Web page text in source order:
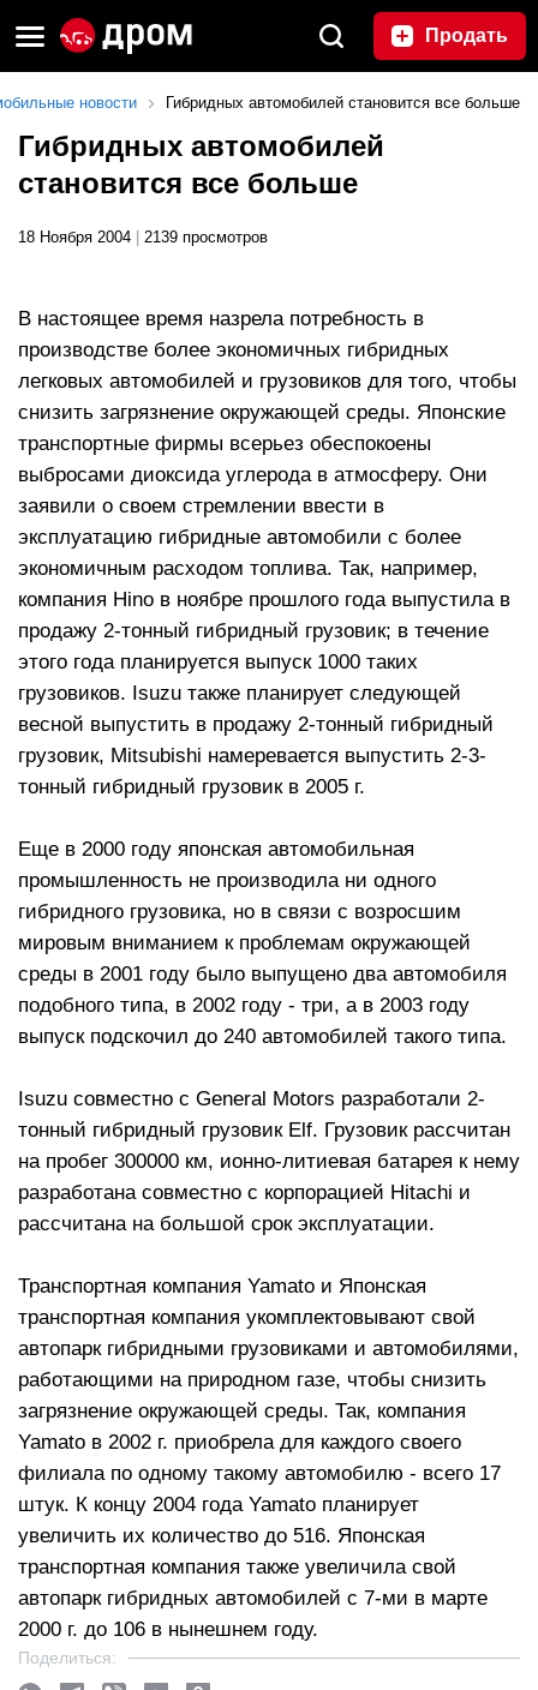
Продать
новости Гибридных автомобилей становится все больше
Гибридных автомобилей
становится все больше
18 Ноября 2004 2139 просмотров
В настоящее время назрела потребность в
производстве более экономичных гибридных
легковых автомобилей и грузовиков для того, чтобы
снизить загрязнение окружающей среды. Японские
транспортные фирмы всерьез обеспокоены
выбросами диоксида углерода в атмосферу. Они
заявили о своем стремлении ввести в
эксплуатацию гибридные автомобили с более
экономичным расходом топлива. Так, например,
компания Hino в ноябре прошлого года выпустила в
продажу 2-тонный гибридный грузовик; в течение
этого года планируется выпуск 1000 таких
грузовиков. Isuzu также планирует следующей
весной выпустить в продажу 2-тонный гибридный
грузовик, Mitsubishi намеревается выпустить 2-3-
тонный гибридный грузовик в 2005 г.
Еще в 2000 году японская автомобильная
промышленность не производила ни одного
гибридного грузовика, но в связи с возросшим
мировым вниманием к проблемам окружающей
среды в 2001 году было выпущено два автомобиля
подобного типа, в 2002 году - три, а в 2003 году
выпуск подскочил до 240 автомобилей такого типа.
Isuzu совместно с General Motors разработали 2-
тонный гибридный грузовик Elf. Грузовик рассчитан
на пробег 300000 км, ионно-литиевая батарея к нему
разработана совместно с корпорацией Hitachi и
рассчитана на большой срок эксплуатации.
Транспортная компания Yamato и Японская
транспортная компания укомплектовывают свой
автопарк гибридными грузовиками и автомобилями,
работающими на природном газе, чтобы снизить
загрязнение окружающей среды. Так, компания
Yamato в 2002 г. приобрела для каждого своего
филиала по одному такому автомобилю - всего 17
штук. К концу 2004 года Yamato планирует
увеличить их количество до 516. Японская
транспортная компания также увеличила свой
автопарк гибридных автомобилей с 7-ми в марте
2000 г. до 106 в нынешнем году.
Поделиться: